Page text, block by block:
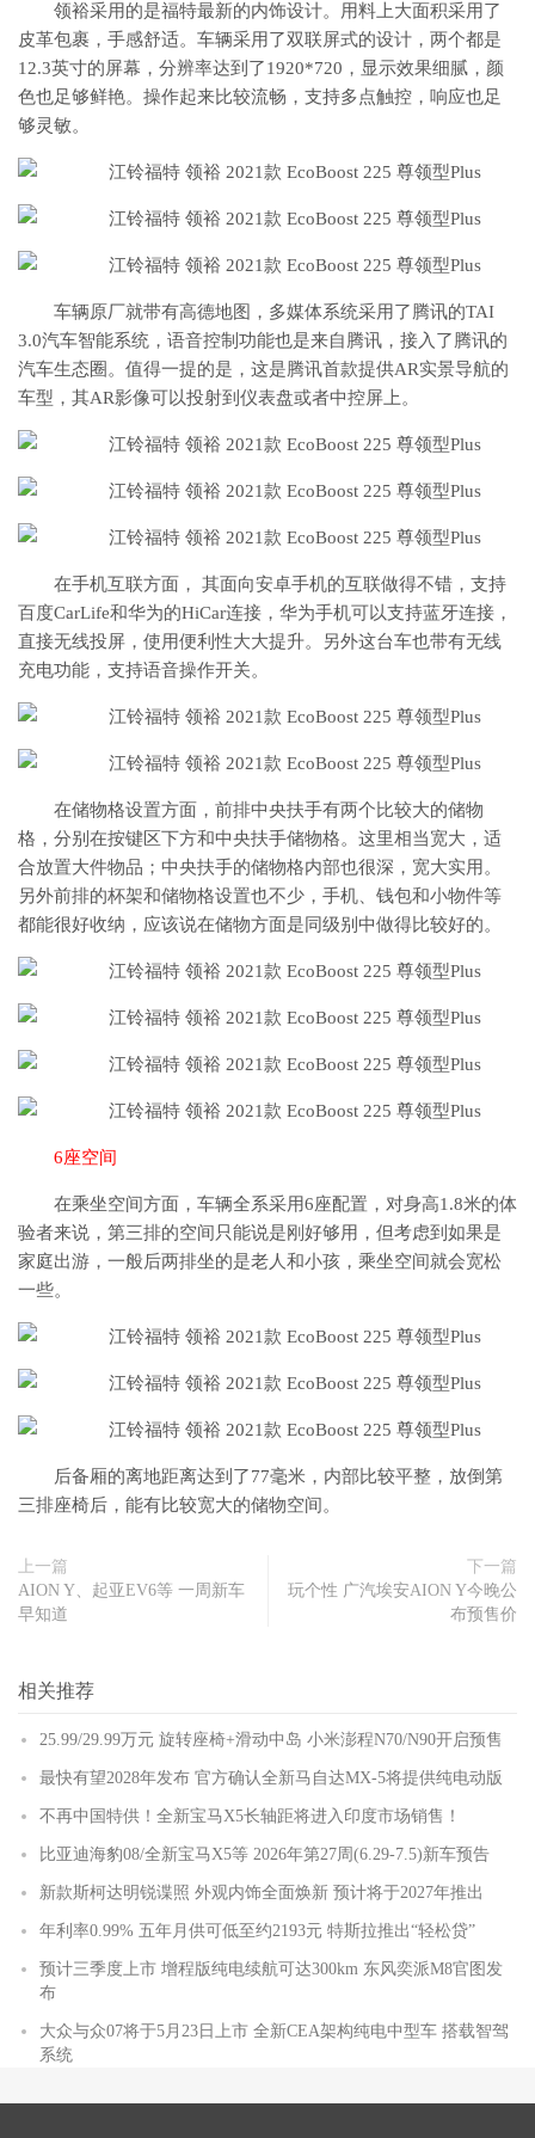
领裕采用的是福特最新的内饰设计。用料上大面积采用了
皮革包裹，手感舒适。车辆采用了双联屏式的设计，两个都是
12.3英寸的屏幕，分辨率达到了1920*720，显示效果细腻，颜
色也足够鲜艳。操作起来比较流畅，支持多点触控，响应也足
够灵敏。
车辆原厂就带有高德地图，多媒体系统采用了腾讯的TAI
3.0汽车智能系统，语音控制功能也是来自腾讯，接入了腾讯的
汽车生态圈。值得一提的是，这是腾讯首款提供AR实景导航的
车型，其AR影像可以投射到仪表盘或者中控屏上。
在手机互联方面， 其面向安卓手机的互联做得不错，支持
百度CarLife和华为的HiCar连接，华为手机可以支持蓝牙连接，
直接无线投屏，使用便利性大大提升。另外这台车也带有无线
充电功能，支持语音操作开关。
在储物格设置方面，前排中央扶手有两个比较大的储物
格，分别在按键区下方和中央扶手储物格。这里相当宽大，适
合放置大件物品；中央扶手的储物格内部也很深，宽大实用。
另外前排的杯架和储物格设置也不少，手机、钱包和小物件等
都能很好收纳，应该说在储物方面是同级别中做得比较好的。
6座空间
在乘坐空间方面，车辆全系采用6座配置，对身高1.8米的体
验者来说，第三排的空间只能说是刚好够用，但考虑到如果是
家庭出游，一般后两排坐的是老人和小孩，乘坐空间就会宽松
一些。
后备厢的离地距离达到了77毫米，内部比较平整，放倒第
三排座椅后，能有比较宽大的储物空间。
上一篇
AION Y、起亚EV6等 一周新车
早知道
下一篇
玩个性 广汽埃安AION Y今晚公
布预售价
相关推荐
25.99/29.99万元 旋转座椅+滑动中岛 小米澎程N70/N90开启预售
最快有望2028年发布 官方确认全新马自达MX-5将提供纯电动版
不再中国特供！全新宝马X5长轴距将进入印度市场销售！
比亚迪海豹08/全新宝马X5等 2026年第27周(6.29-7.5)新车预告
新款斯柯达明锐谍照 外观内饰全面焕新 预计将于2027年推出
年利率0.99% 五年月供可低至约2193元 特斯拉推出“轻松贷”
预计三季度上市 增程版纯电续航可达300km 东风奕派M8官图发
布
大众与众07将于5月23日上市 全新CEA架构纯电中型车 搭载智驾
系统